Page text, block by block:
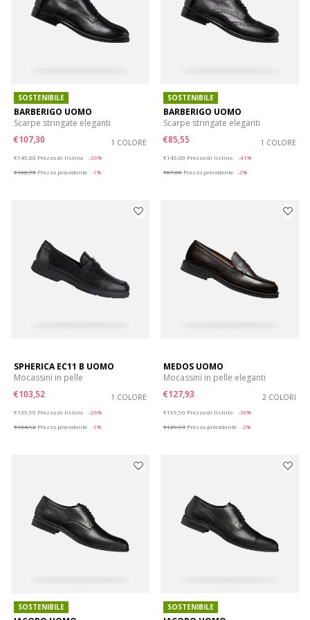
SOSTENIBILE
BARBERIGO UOMO
Scarpe stringate eleganti
€107,30
1 COLORE
€145,00 Prezzo di listino
-26%
€108,75 Prezzo precedente -1%
SOSTENIBILE
BARBERIGO UOMO
Scarpe stringate eleganti
€85,55
1 COLORE
€145,00 Prezzo di listino
-41%
€87,00 Prezzo precedente -2%
SPHERICA EC11 B UOMO
Mocassini in pelle
€103,52
1 COLORE
€139,90 Prezzo di listino
-26%
€104,92 Prezzo precedente -1%
MEDOS UOMO
Mocassini in pelle eleganti
€127,93
2 COLORI
€199,90 Prezzo di listino
-36%
€129,93 Prezzo precedente -2%
SOSTENIBILE SOSTENIBILE